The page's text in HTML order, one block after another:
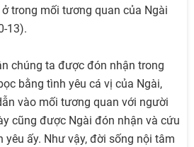
trong mối tương quan của Ngài
13).
chúng ta được đón nhận trong
bằng tình yêu cá vị của Ngài,
vào mối tương quan với người
cũng được Ngài đón nhận và cứu
yêu ấy. Như vậy, đời sống nội tâm